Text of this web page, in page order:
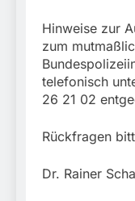
Hinweise zur
zum
telefonisch
26 21 02
Rückfragen
Dr. Rainer